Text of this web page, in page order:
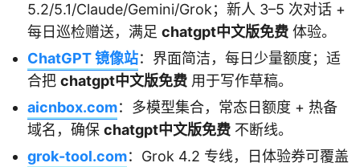
5.2/5.1/Claude/Gemini/Grok；新人 3–5 次对话 +
每日巡检赠送，满足 chatgpt中文版免费 体验。
ChatGPT 镜像站：界面简洁，每日少量额度；适
合把 chatgpt中文版免费 用于写作草稿。
aicnbox.com：多模型集合，常态日额度 + 热备
域名，确保 chatgpt中文版免费 不断线。
grok-tool.com：Grok 4.2 专线，日体验券可覆盖